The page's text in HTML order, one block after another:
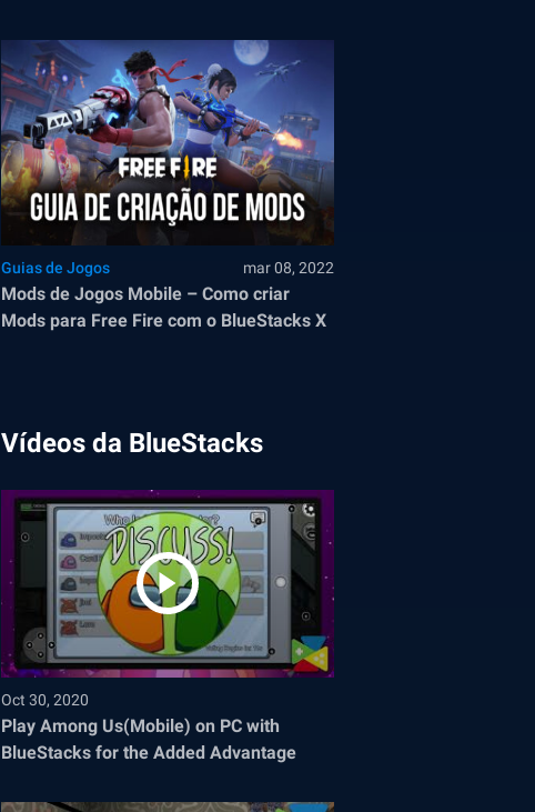
Guias de Jogos mar 08, 2022
Mods de Jogos Mobile – Como criar
Mods para Free Fire com o BlueStacks X
Vídeos da BlueStacks
Oct 30, 2020
Play Among Us(Mobile) on PC with
BlueStacks for the Added Advantage